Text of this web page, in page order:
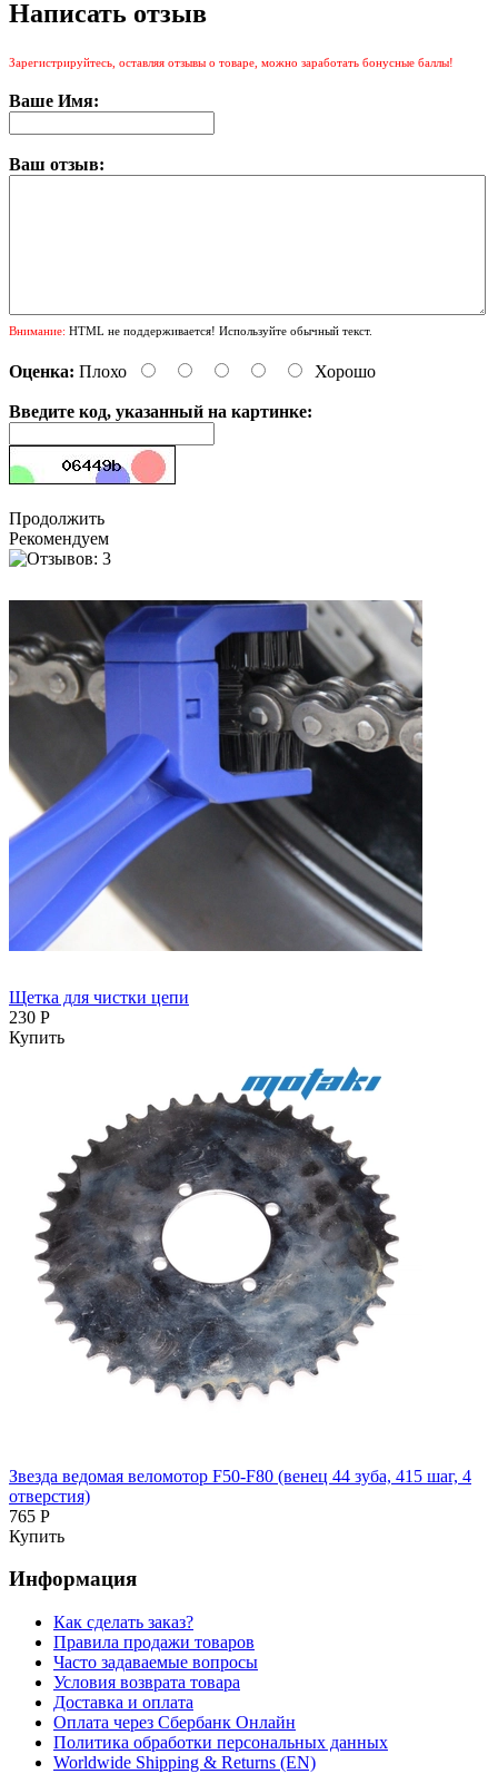
Написать отзыв
Зарегистрируйтесь, оставляя отзывы о товаре, можно заработать бонусные баллы!
Ваше Имя:
Ваш отзыв:
Внимание: HTML не поддерживается! Используйте обычный текст.
Оценка: Плохо Хорошо
Введите код, указанный на картинке:
Продолжить
Рекомендуем
Щетка для чистки цепи
230 Р
Купить
Звезда ведомая веломотор F50-F80 (венец 44 зуба, 415 шаг, 4
отверстия)
765 Р
Купить
Информация
Как сделать заказ?
Правила продажи товаров
Часто задаваемые вопросы
Условия возврата товара
Доставка и оплата
Оплата через Сбербанк Онлайн
Политика обработки персональных данных
Worldwide Shipping & Returns (EN)